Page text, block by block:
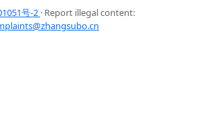
号-2 · Report illegal content: